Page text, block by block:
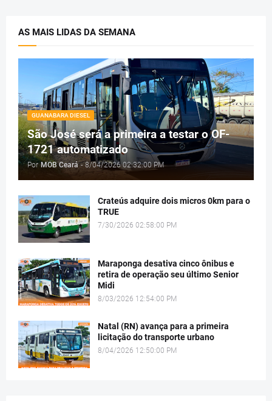
AS MAIS LIDAS DA SEMANA
GUANABARA DIESEL
São José será a primeira a testar o OF-
1721 automatizado
Por MOB Ceará - 8/04/2026 02:32:00 PM
Crateús adquire dois micros 0km para o
TRUE
7/30/2026 02:58:00 PM
Maraponga desativa cinco ônibus e
retira de operação seu último Senior
Midi
8/03/2026 12:54:00 PM
Natal (RN) avança para a primeira
licitação do transporte urbano
8/04/2026 12:50:00 PM